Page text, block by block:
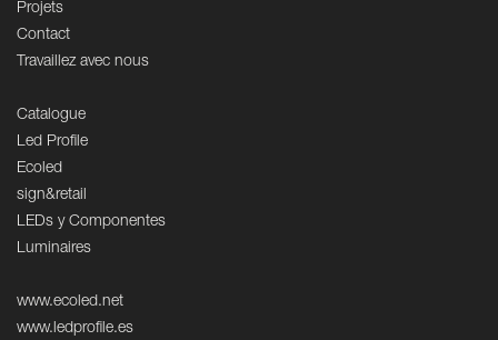
Projets
Contact
Travaillez avec nous
Catalogue
Led Profile
Ecoled
sign&retail
LEDs y Componentes
Luminaires
www.ecoled.net
www.ledprofile.es